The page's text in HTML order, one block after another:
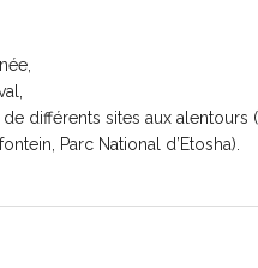
différents sites aux alentours
Parc National d’Etosha).